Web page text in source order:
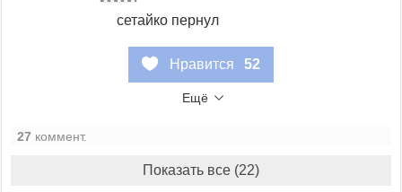
сетайко пернул
Нравится 52
Ещё
27 коммент.
Показать все (22)